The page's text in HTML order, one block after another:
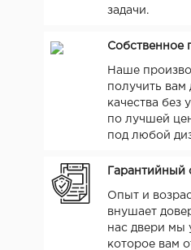
задачи.
Собственное
Наше
получить вам
качества без
по лучшей
под любой
Гарантийный
Опыт и
внушает
нас двери мы
которое вам